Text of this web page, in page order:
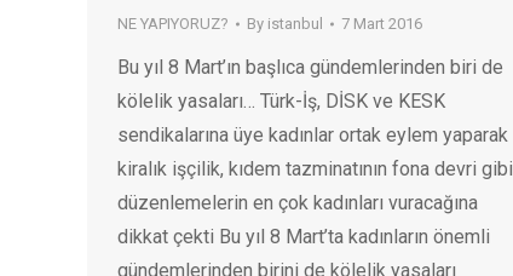
NE YAPIYORUZ? By istanbul 7 Mart 2016
Bu yıl 8 Mart’ın başlıca gündemlerinden biri de
kölelik yasaları… Türk-İş, DİSK ve KESK
sendikalarına üye kadınlar ortak eylem yaparak
kiralık işçilik, kıdem tazminatının fona devri gibi
düzenlemelerin en çok kadınları vuracağına
dikkat çekti Bu yıl 8 Mart’ta kadınların önemli
gündemlerinden birini de kölelik yasaları